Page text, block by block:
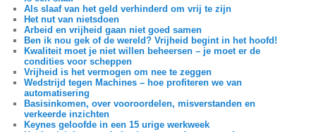
Als slaaf van het geld verhinderd om vrij te zijn
Het nut van nietsdoen
Arbeid en vrijheid gaan niet goed samen
Ben ik nou gek of de wereld? Vrijheid begint in het hoofd!
Kwaliteit moet je niet willen beheersen – je moet er de
condities voor scheppen
Vrijheid is het vermogen om nee te zeggen
Wedstrijd tegen Machines – hoe profiteren we van
automatisering
Basisinkomen, over vooroordelen, misverstanden en
verkeerde inzichten
Keynes geloofde in een 15 urige werkweek